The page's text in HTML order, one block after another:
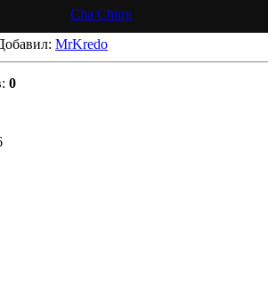
Cha Ching
: MrKredo
: 0